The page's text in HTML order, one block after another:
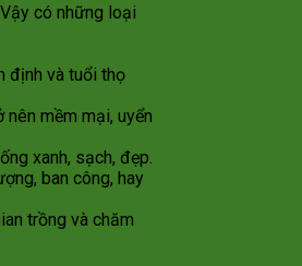
có những loại
định và tuổi thọ
mềm mại, uyển
xanh, sạch, đẹp.
ban công, hay
trồng và chăm